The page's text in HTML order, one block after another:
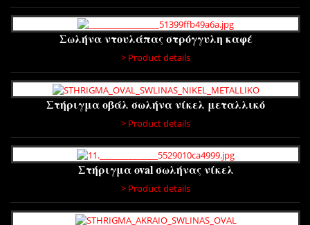
Σωλήνα ντουλάπας στρόγγυλη καφέ
> Product details
Στήριγμα οβάλ σωλήνα νίκελ μεταλλικό
> Product details
Στήριγμα oval σωλήνας νίκελ
> Product details